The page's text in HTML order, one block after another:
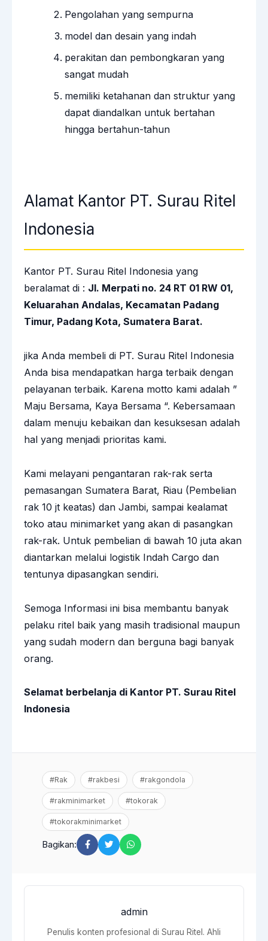
Pengolahan yang sempurna
model dan desain yang indah
perakitan dan pembongkaran yang
sangat mudah
memiliki ketahanan dan struktur yang
dapat diandalkan untuk bertahan
hingga bertahun-tahun
Alamat Kantor PT. Surau Ritel
Indonesia
Kantor PT. Surau Ritel Indonesia yang
beralamat di : Jl. Merpati no. 24 RT 01 RW 01,
Keluarahan Andalas, Kecamatan Padang
Timur, Padang Kota, Sumatera Barat.
jika Anda membeli di PT. Surau Ritel Indonesia
Anda bisa mendapatkan harga terbaik dengan
pelayanan terbaik. Karena motto kami adalah ”
Maju Bersama, Kaya Bersama “. Kebersamaan
dalam menuju kebaikan dan kesuksesan adalah
hal yang menjadi prioritas kami.
Kami melayani pengantaran rak-rak serta
pemasangan Sumatera Barat, Riau (Pembelian
rak 10 jt keatas) dan Jambi, sampai kealamat
toko atau minimarket yang akan di pasangkan
rak-rak. Untuk pembelian di bawah 10 juta akan
diantarkan melalui logistik Indah Cargo dan
tentunya dipasangkan sendiri.
Semoga Informasi ini bisa membantu banyak
pelaku ritel baik yang masih tradisional maupun
yang sudah modern dan berguna bagi banyak
orang.
Selamat berbelanja di Kantor PT. Surau Ritel
Indonesia
#Rak #rakbesi #rakgondola
#rakminimarket #tokorak
#tokorakminimarket
Bagikan:
admin
Penulis konten profesional di Surau Ritel. Ahli